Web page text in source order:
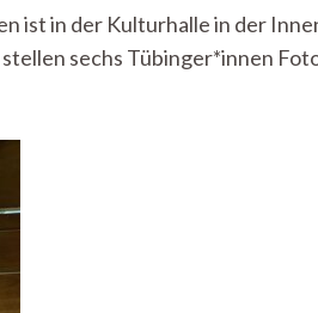
ist in der Kulturhalle in der
sechs Tübinger*innen